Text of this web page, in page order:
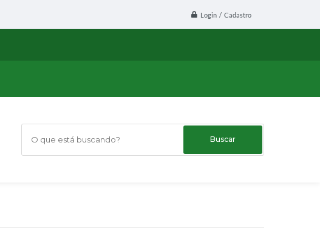
Login / Cadastro
O que está buscando?